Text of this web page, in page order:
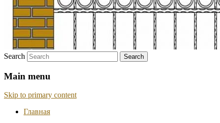
Search
Main menu
Skip to primary content
Главная